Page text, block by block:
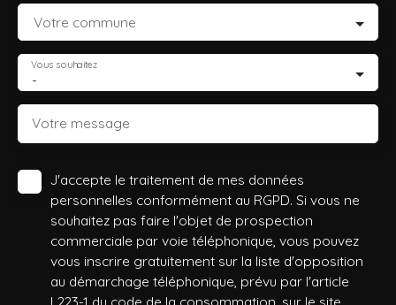
Votre commune
-
Vous souhaitez
Votre message
J'accepte le traitement de mes données
personnelles conformément au RGPD. Si vous ne
souhaitez pas faire l'objet de prospection
commerciale par voie téléphonique, vous pouvez
vous inscrire gratuitement sur la liste d'opposition
au démarchage téléphonique, prévu par l'article